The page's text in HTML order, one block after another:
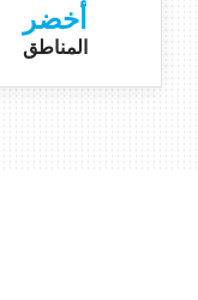
أخضر
المناطق